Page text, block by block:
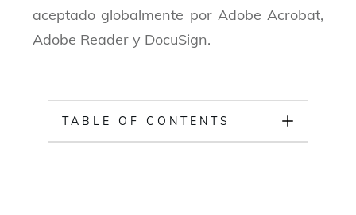
aceptado globalmente por Adobe Acrobat,
Adobe Reader y DocuSign.
TABLE OF CONTENTS